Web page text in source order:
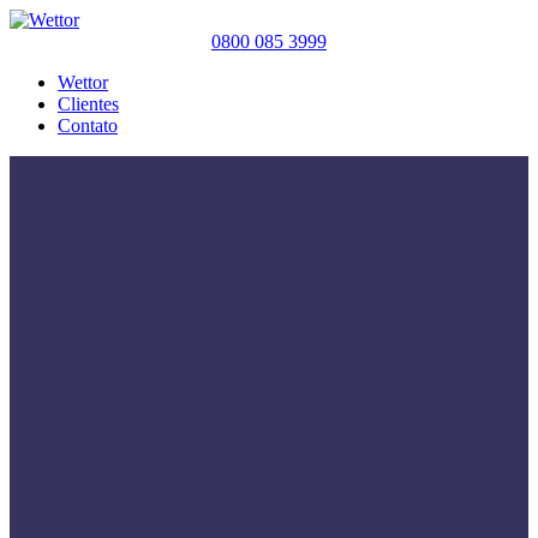
0800 085 3999
Wettor
Clientes
Contato